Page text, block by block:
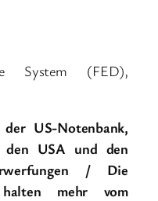
System (FED),
US-Notenbank,
USA und den
/ Die
mehr vom